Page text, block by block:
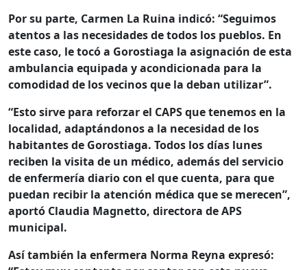
Por su parte, Carmen La Ruina indicó: “Seguimos
atentos a las necesidades de todos los pueblos. En
este caso, le tocó a Gorostiaga la asignación de esta
ambulancia equipada y acondicionada para la
comodidad de los vecinos que la deban utilizar”.
“Esto sirve para reforzar el CAPS que tenemos en la
localidad, adaptándonos a la necesidad de los
habitantes de Gorostiaga. Todos los días lunes
reciben la visita de un médico, además del servicio
de enfermería diario con el que cuenta, para que
puedan recibir la atención médica que se merecen”,
aportó Claudia Magnetto, directora de APS
municipal.
Así también la enfermera Norma Reyna expresó: